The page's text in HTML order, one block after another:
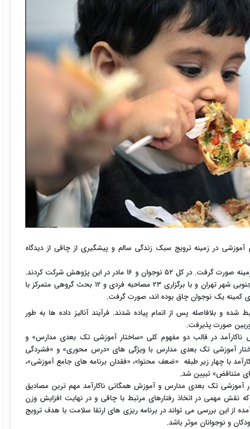
در زمینه ترویج سبک زندگی سالم و پیشگیری از چاقی از دیدگاه
مطالعه حاضر با رویکرد نظریه مبتنی بر زمینه صورت گرفت. در کل ۵۲ نوجوان و ۱۶ مادر در این پژوهش شرکت کردند.
جمع آوری داده ها از دو منطقه شمالی و جنوبی شهر تهران و با برگزاری ۲۳ مصاحبه فردی و ۱۲ بحث گروهی متمرکز با
کمینه یک نوجوان چاق بوده اند، صورت گرفت.
و بلافاصله پس از اتمام پیاده شدند. فرآیند آنالیز داده ها به طور
صورت پذیرفت.
در قالب دو مفهوم کلی «ساختار آموزشی تک بعدی مدارس» و
آموزشی تک بعدی مدارس با ویژگی های «درس محوری» و «فشردگی
با چهار زیر طبقه «ضعف محتوا»، «فقدان برنامه های جامع آموزشی»،
متناقض» تبیین شد.
آموزشی تک بعدی مدارس و آموزش همگانی ناکارآمد مهم ترین مصادیق
نقش مهمی در اتخاذ رفتارهای مرتبط با چاقی و در نهایت افزایش وزن
از این بررسی می تواند در برنامه ریزی های ارتقا سلامت با هدف ترویج
و نوجوانان موثر باشد.